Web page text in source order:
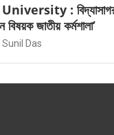
: বিদ্যাসাগর
জাতীয় কর্মশালা’
Sunil Das